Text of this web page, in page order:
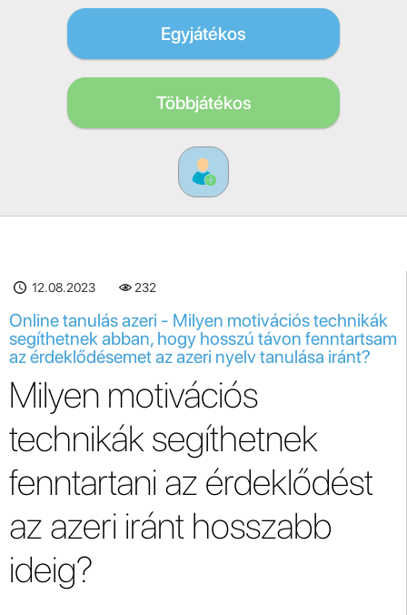
Egyjátékos
Többjátékos
12.08.2023 232
Online tanulás azeri - Milyen motivációs technikák
segíthetnek abban, hogy hosszú távon fenntartsam
az érdeklődésemet az azeri nyelv tanulása iránt?
Milyen motivációs
technikák segíthetnek
fenntartani az érdeklődést
az azeri iránt hosszabb
ideig?